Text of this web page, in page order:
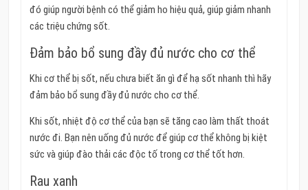
đó giúp người bệnh có thể giảm ho hiệu quả, giúp giảm nhanh
các triệu chứng sốt.
Đảm bảo bổ sung đầy đủ nước cho cơ thể
Khi cơ thể bị sốt, nếu chưa biết ăn gì để hạ sốt nhanh thì hãy
đảm bảo bổ sung đầy đủ nước cho cơ thể.
Khi sốt, nhiệt độ cơ thể của bạn sẽ tăng cao làm thất thoát
nước đi. Bạn nên uống đủ nước để giúp cơ thể không bị kiệt
sức và giúp đào thải các độc tố trong cơ thể tốt hơn.
Rau xanh